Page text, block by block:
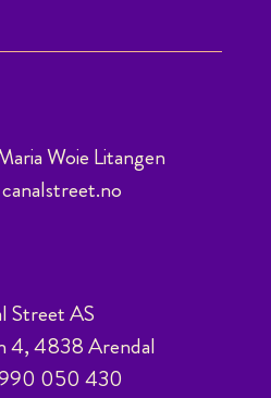
Woie Litangen
Street AS
4, 4838 Arendal
050 430